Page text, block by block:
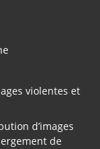
violentes et
d’images
de